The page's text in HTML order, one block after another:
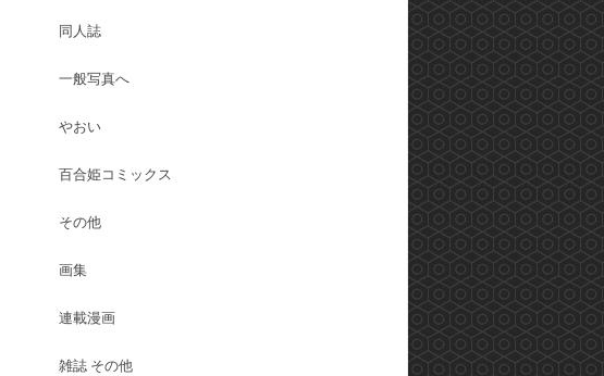
同人誌
一般写真へ
やおい
百合姫コミックス
その他
画集
連載漫画
雑誌 その他